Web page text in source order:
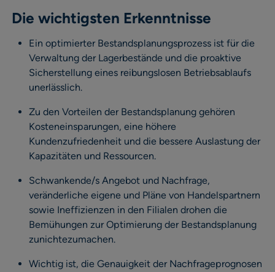
Die wichtigsten Erkenntnisse
Ein optimierter Bestandsplanungsprozess ist für die
Verwaltung der Lagerbestände und die proaktive
Sicherstellung eines reibungslosen Betriebsablaufs
unerlässlich.
Zu den Vorteilen der Bestandsplanung gehören
Kosteneinsparungen, eine höhere
Kundenzufriedenheit und die bessere Auslastung der
Kapazitäten und Ressourcen.
Schwankende/s Angebot und Nachfrage,
veränderliche eigene und Pläne von Handelspartnern
sowie Ineffizienzen in den Filialen drohen die
Bemühungen zur Optimierung der Bestandsplanung
zunichtezumachen.
Wichtig ist, die Genauigkeit der Nachfrageprognosen